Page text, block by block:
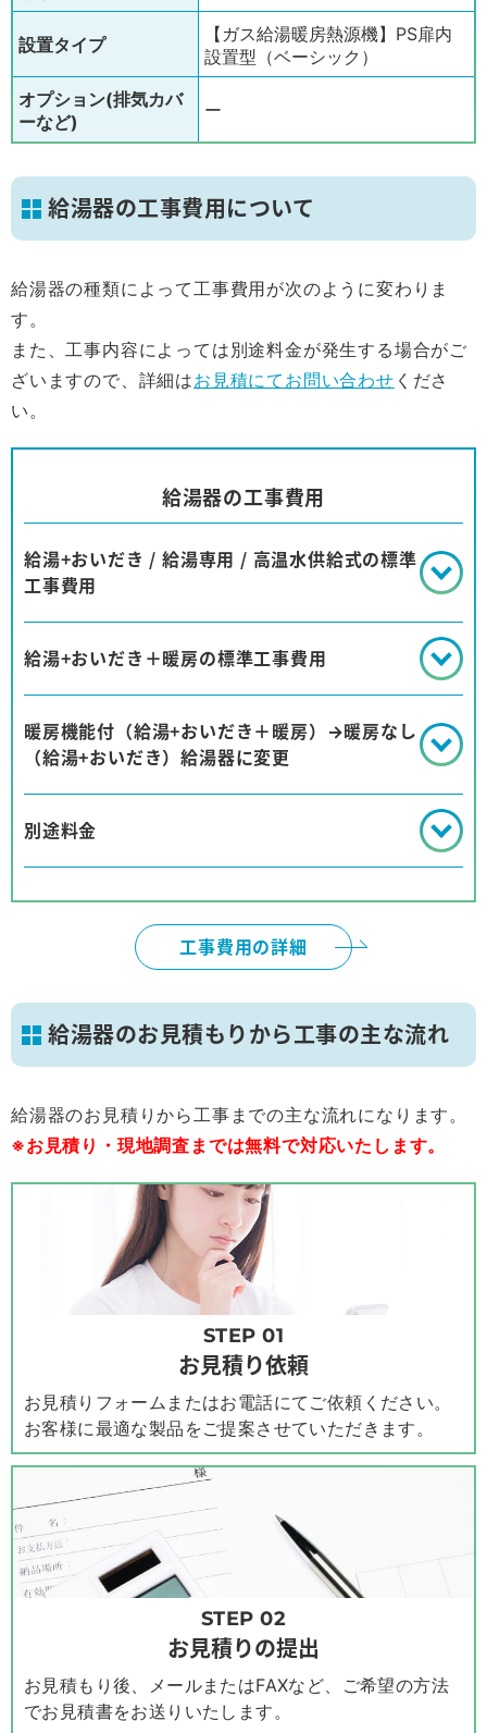
設置タイプ
【ガス給湯暖房熱源機】PS扉内
設置型（ベーシック）
オプション(排気カバ
ーなど)
ー
給湯器の工事費用について
給湯器の種類によって工事費用が次のように変わりま
す。
また、工事内容によっては別途料金が発生する場合がご
ざいますので、詳細はお見積にてお問い合わせ くださ
い。
給湯器の工事費用
給湯+おいだき / 給湯専用 / 高温水供給式の標準
工事費用
給湯+おいだき＋暖房の標準工事費用
暖房機能付（給湯+おいだき＋暖房）→暖房なし
（給湯+おいだき）給湯器に変更
別途料金
工事費用の詳細
給湯器のお見積もりから工事の主な流れ
給湯器のお見積りから工事までの主な流れになります。
※お見積り・現地調査までは無料で対応いたします。
STEP 01
お見積り依頼
お見積りフォームまたはお電話にてご依頼ください。
お客様に最適な製品をご提案させていただきます。
STEP 02
お見積りの提出
お見積もり後、メールまたはFAXなど、ご希望の方法
でお見積書をお送りいたします。